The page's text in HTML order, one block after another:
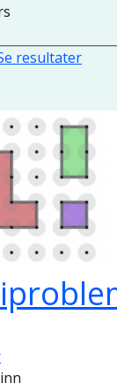
resultater